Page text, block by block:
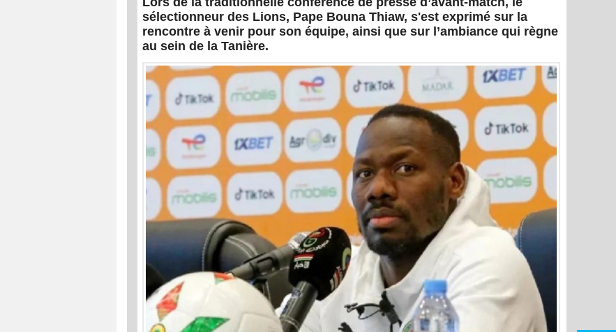
sélectionneur des Lions, Pape Bouna Thiaw, s'est exprimé sur la
rencontre à venir pour son équipe, ainsi que sur l’ambiance qui règne
au sein de la Tanière.